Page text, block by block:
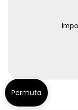
Permuta